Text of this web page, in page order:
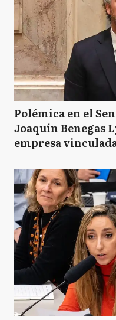
Polémica en el
Joaquín Benegas
empresa